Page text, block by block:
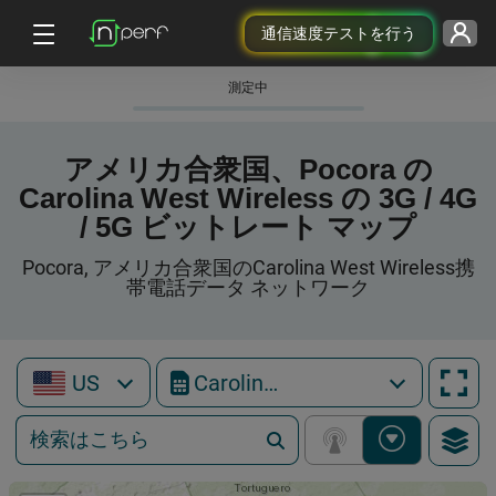
通信速度テストを行う
測定中
アメリカ合衆国、Pocora の
Carolina West Wireless の 3G / 4G
/ 5G ビットレート マップ
Pocora, アメリカ合衆国のCarolina West Wireless携
帯電話データ ネットワーク
US Carolina West Wireless